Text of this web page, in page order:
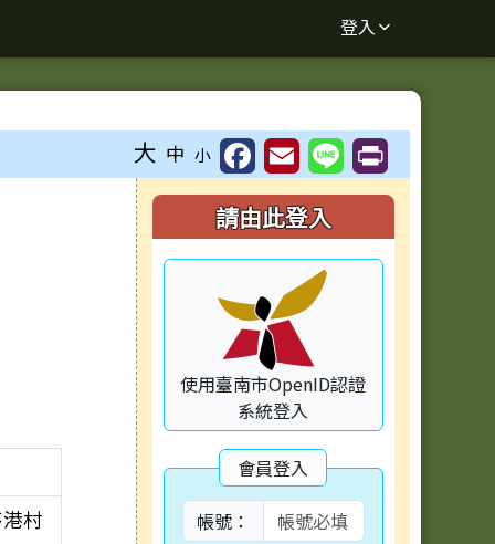
登入
大 中 小
村
右邊區域內容
請由此登入
使用臺南市OpenID認證
系統登入
會員登入
帳號：